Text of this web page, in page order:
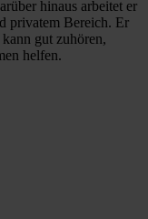
hinaus arbeitet er
privatem Bereich. Er
gut zuhören,
helfen.